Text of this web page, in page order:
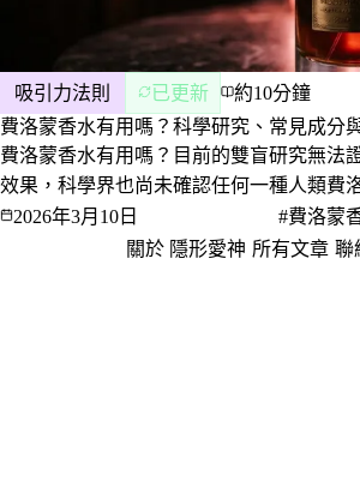
吸引力法則 已更新
約10分鐘
費洛蒙香水有用嗎？科學研究、常見成分
費洛蒙香水有用嗎？目前的雙盲研究無法
效果，科學界也尚未確認任何一種人類費
分、用對照表比較廣告宣稱與研究證據，
的真正途徑，以及買之前該知道的事。
2026年3月10日 #費洛蒙
關於 隱形愛神 所有文章 聯